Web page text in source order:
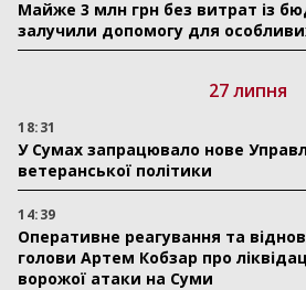
Майже 3 млн грн без витрат із
залучили допомогу для
27 липня
18:31
У Сумах запрацювало нове
ветеранської політики
14:39
Оперативне реагування та
голови Артем Кобзар про
ворожої атаки на Суми